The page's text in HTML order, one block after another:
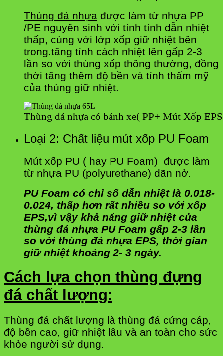
Thùng đá nhựa được làm từ nhựa PP
/PE nguyên sinh với tính tính dẫn nhiệt
thấp, cùng với lớp xốp giữ nhiệt bên
trong.tăng tính cách nhiệt lên gấp 2-3
lần so với thùng xốp thông thường, đồng
thời tăng thêm độ bền và tính thẩm mỹ
của thùng giữ nhiệt.
Thùng đá nhựa có bánh xe( PP+ Mút Xốp
Loại 2: Chất liệu mút xốp PU Foam
Mút xốp PU ( hay PU Foam) được làm
từ nhựa PU (polyurethane) dãn nở.
PU Foam có chỉ số dẫn nhiệt là 0.018-
0.024, thấp hơn rất nhiều so với xốp
EPS,vì vậy khả năng giữ nhiệt của
thùng đá nhựa PU Foam gấp 2-3 lần
so với thùng đá nhựa EPS, thời gian
giữ nhiệt khoảng 2- 3 ngày.
Cách lựa chọn thùng đựng
đá chất lượng:
Thùng đá chất lượng là thùng đá cứng cáp,
độ bền cao, giữ nhiệt lâu và an toàn cho sức
khỏe người sử dụng.